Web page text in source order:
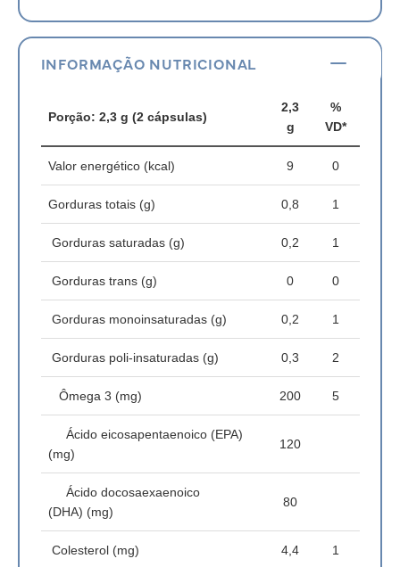
INFORMAÇÃO NUTRICIONAL
Porção: 2,3 g (2 cápsulas)
2,3
g
%
VD*
Valor energético (kcal) 9 0
Gorduras totais (g) 0,8 1
Gorduras saturadas (g) 0,2 1
Gorduras trans (g) 0 0
Gorduras monoinsaturadas (g) 0,2 1
Gorduras poli-insaturadas (g) 0,3 2
Ômega 3 (mg) 200 5
Ácido eicosapentaenoico (EPA)
(mg)
120
Ácido docosaexaenoico
(DHA) (mg)
80
Colesterol (mg) 4,4 1